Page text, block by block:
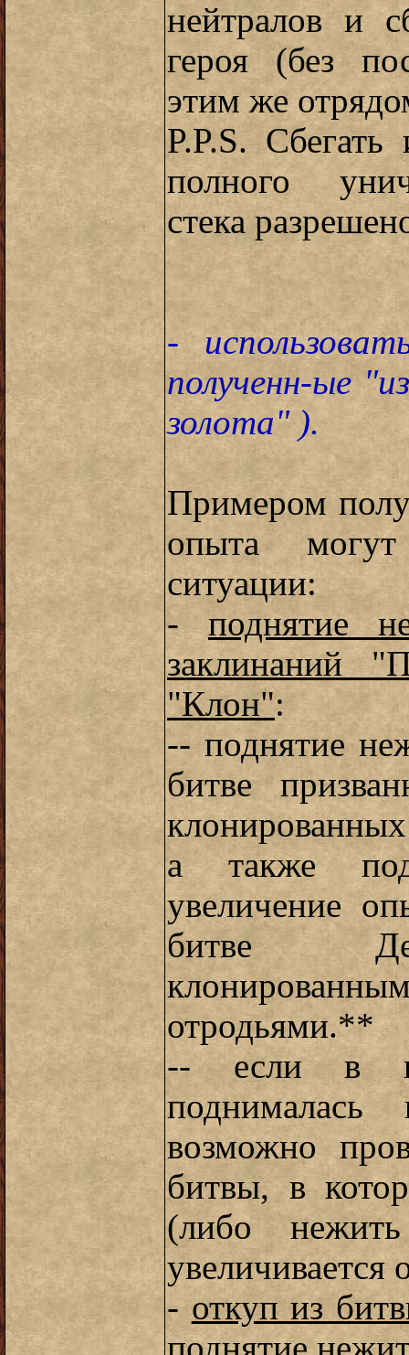
нейтралов и
героя (без
этим же
P.P.S.
полного
стека
-
полученн-ые
золота" ).
Примером
опыта
ситуации:
-поднятие
заклинаний
"Клон":
-- поднятие
битве
а также
увеличение
битве
отродьями.**
-- если в
поднималась
возможно
битвы, в
(либо
- откуп из